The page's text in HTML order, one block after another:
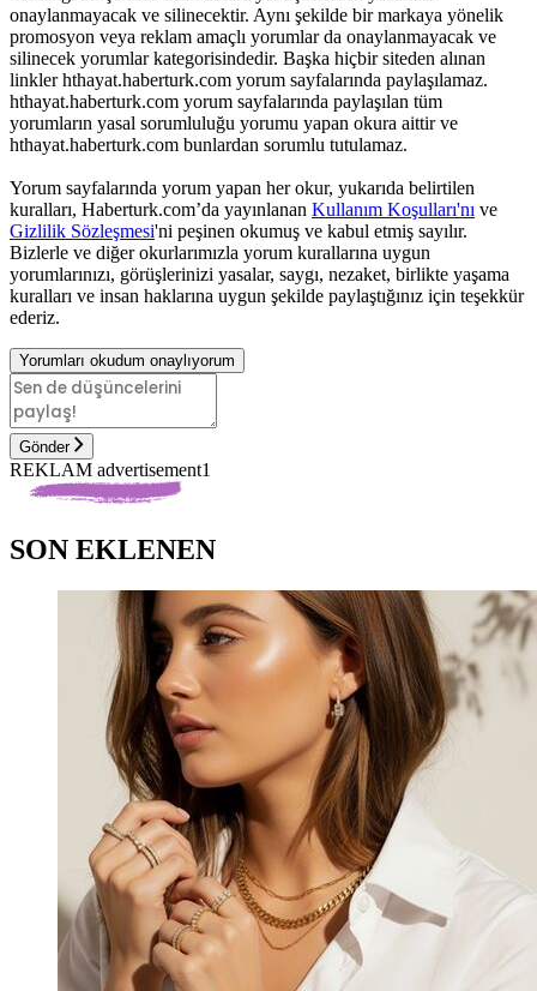
onaylanmayacak ve silinecektir. Aynı şekilde bir markaya yönelik
promosyon veya reklam amaçlı yorumlar da onaylanmayacak ve
silinecek yorumlar kategorisindedir. Başka hiçbir siteden alınan
linkler hthayat.haberturk.com yorum sayfalarında paylaşılamaz.
hthayat.haberturk.com yorum sayfalarında paylaşılan tüm
yorumların yasal sorumluluğu yorumu yapan okura aittir ve
hthayat.haberturk.com bunlardan sorumlu tutulamaz.
Yorum sayfalarında yorum yapan her okur, yukarıda belirtilen
kuralları, Haberturk.com’da yayınlanan Kullanım Koşulları'nı ve
Gizlilik Sözleşmesi'ni peşinen okumuş ve kabul etmiş sayılır.
Bizlerle ve diğer okurlarımızla yorum kurallarına uygun
yorumlarınızı, görüşlerinizi yasalar, saygı, nezaket, birlikte yaşama
kuralları ve insan haklarına uygun şekilde paylaştığınız için teşekkür
ederiz.
Yorumları okudum onaylıyorum
Gönder
REKLAM advertisement1
SON EKLENEN